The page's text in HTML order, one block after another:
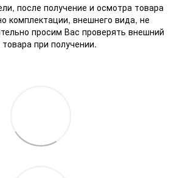
после получение и осмотра товара
комплектации, внешнего вида, не
просим Вас проверять внешний
при получении.